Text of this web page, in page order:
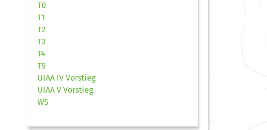
T0
T1
T2
T3
T4
T5
UIAA IV Vorstieg
UIAA V Vorstieg
WS